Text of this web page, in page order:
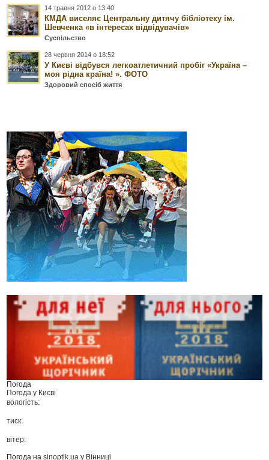
14 травня 2012 о 13:40
КМДА виселяє Центральну дитячу бібліотеку ім.
Шевченка «в інтересах відвідувачів»
Суспільство
28 червня 2014 о 18:52
У Києві відбувся легкоатлетичний пробіг «Україна –
моя рідна країна! ». ФОТО
Здоровий спосіб життя
Погода
Погода у Києві
вологість:
тиск:
вітер:
Погода наsinoptik.ua у Вінниці